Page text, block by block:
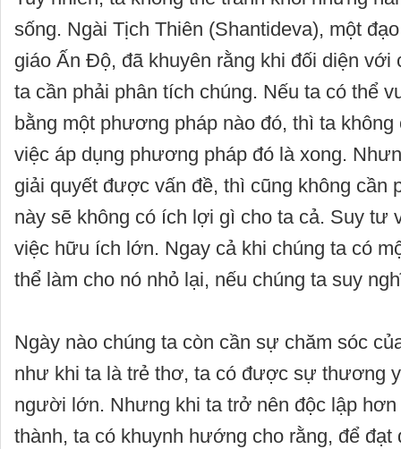
sống. Ngài Tịch Thiên (Shantideva), một
giáo Ấn Độ, đã khuyên rằng khi đối diện với
ta cần phải phân tích chúng. Nếu ta có thể
bằng một phương pháp nào đó, thì ta không
việc áp dụng phương pháp đó là xong.
giải quyết được vấn đề, thì cũng không cần
này sẽ không có ích lợi gì cho ta cả. Suy tư
việc hữu ích lớn. Ngay cả khi chúng ta có
thể làm cho nó nhỏ lại, nếu chúng ta suy
Ngày nào chúng ta còn cần sự chăm sóc
như khi ta là trẻ thơ, ta có được sự thương
người lớn. Nhưng khi ta trở nên độc lập
thành, ta có khuynh hướng cho rằng, để